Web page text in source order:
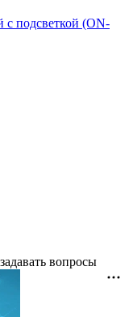
с подсветкой (ON-
вопросы